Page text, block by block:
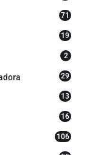
71
19
2
29
13
16
106